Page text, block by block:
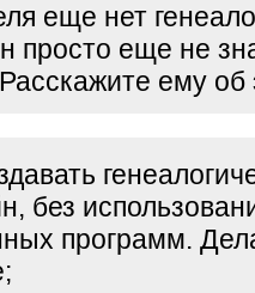
еще нет
просто еще не
ему об
без
программ.